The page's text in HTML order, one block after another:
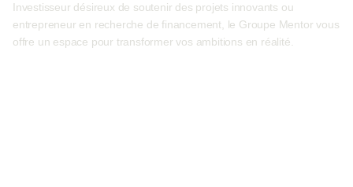
Investisseur désireux de soutenir des projets innovants ou
entrepreneur en recherche de financement, le Groupe Mentor vous
offre un espace pour transformer vos ambitions en réalité.